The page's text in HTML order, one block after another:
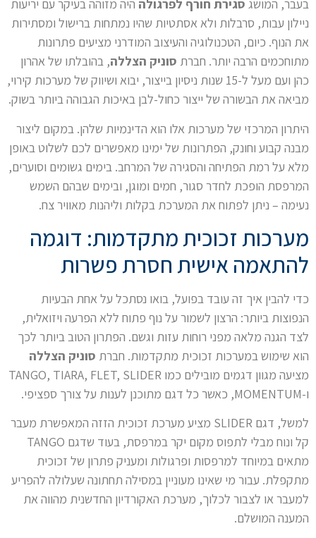
בעבר, המושג סגירת חורף לפרגולה היה מזוהה בעיקר עם יריעות
ניילון עבות, סרבלות ולא אסתטיות שהיו נמתחות ברישול ומסתירות
את הנוף. כיום, הטכנולוגיה והעיצוב המודרני מציעים פתרונות
מתוחכמים הרבה יותר. חברת סוניק הצללה, בהובלתו של אהרון
כהן ועם מעל ל-15 שנות ניסיון בייצור, יבוא ושיווק של מערכות קירוי,
מביאה את הבשורה של ייצור כחול-לבן באיכות הגבוהה ביותר בשוק.
היתרון המרכזי של מערכות אלו הוא הדינמיות שלהן. במקום ליצור
מבנה קבוע וחונק, הפתרונות של ימינו מאפשרים לכם לשלוט באופן
מלא על רמת הפתיחה והסגירה של המרחב. בימים גשומים וסוערים,
המרפסת הופכת לחדר סגור, חמים ומוגן, ובימים שבהם השמש
נעימה – ניתן לפתוח את המערכת בקלות וליהנות מאוויר צח.
מערכות זכוכית מתקדמות: דוגמה
להתאמה אישית חסרת פשרות
כדי להבין איך זה עובד בפועל, בואו נסתכל על אחת הבעיות
הנפוצות ביותר: הרצון לשמור על נוף פתוח ללא הפרעה ויזואלית,
לצד הגנה מלאה מפני רוחות עזות וגשם. הפתרון הטוב ביותר לכך
הוא שימוש במערכות זכוכית מתקדמות. חברת סוניק הצללה
מציעה מגוון דגמים מובילים כמו TANGO, TIARA, FLET, SLIDER
ו-MOMENTUM, כאשר כל דגם מתוכנן לענות על צורך ספציפי.
למשל, דגם SLIDER מציע מערכת זכוכית הזזה המאפשרת מעבר
קל ונוח מבלי לתפוס מקום יקר במרפסת, בעוד שדגם TANGO
מתאים במיוחד למרפסות ופרגולות ומעניק פתרון של זכוכית
מתקפלת. עבור מי שאינו מעוניין במסילה תחתונה שעלולה להפריע
למעבר או לצבור לכלוך, מערכת האקורדיון החדשנית מהווה את
המענה המושלם.